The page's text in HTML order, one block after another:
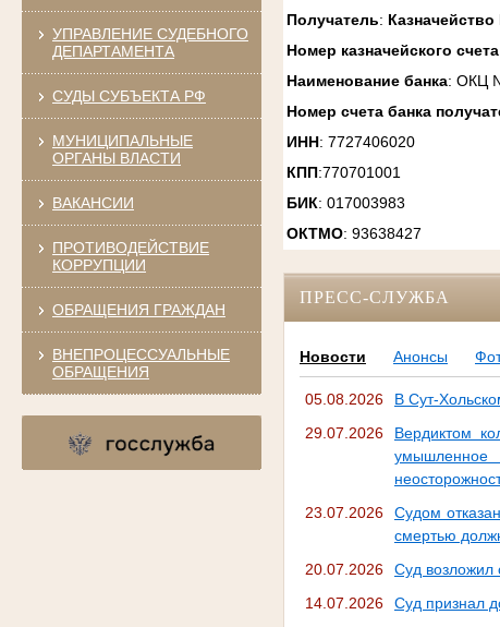
УПРАВЛЕНИЕ СУДЕБНОГО
ДЕПАРТАМЕНТА
СУДЫ СУБЪЕКТА РФ
МУНИЦИПАЛЬНЫЕ
ОРГАНЫ ВЛАСТИ
ВАКАНСИИ
ПРОТИВОДЕЙСТВИЕ
КОРРУПЦИИ
ОБРАЩЕНИЯ ГРАЖДАН
ВНЕПРОЦЕССУАЛЬНЫЕ
ОБРАЩЕНИЯ
Получатель:
Номер казначейского счета
Наименование банка: ОКЦ
Номер счета банка
ИНН: 7727406020
КПП:770701001
БИК: 017003983
ОКТМО: 93638427
ПРЕСС-СЛУЖБА
Новости Анонсы
05.08.2026
В Сут-
29.07.2026
Вердиктом
умышленное
23.07.2026
Судом
смертью
20.07.2026
Суд возложил
14.07.2026
Суд признал